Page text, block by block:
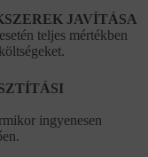
JAVÍTÁSA
teljes mértékben
ingyenesen